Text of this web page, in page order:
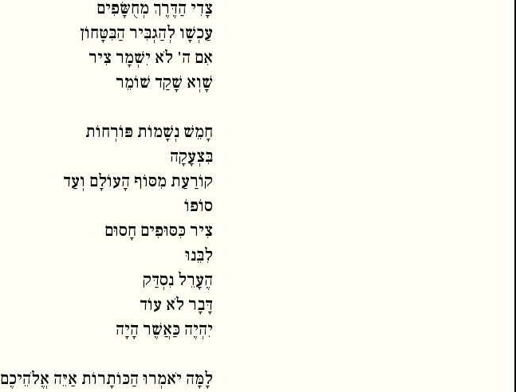
צָדִי הַדֶּרֶךְ מְחֻשָּׂפִים
עַכְשָׁו לְהַגְבִּיר הַבִּטָּחוֹן
אִם ה' לֹא יִשְׁמָר צִיר
שָׁוְא שָׁקַד שׁוֹמֵר
חָמֵשׁ נְשָׁמוֹת פּוֹרְחוֹת
בִּצְעָקָה
קוֹרַעַת מִסּוֹף הָעוֹלָם וְעַד
סוֹפוֹ
צִיר כִּסּוּפִים חָסוּם
לִבֵּנוּ
הֶעָרֵל נִסְדַּק
דָּבָר לֹא עוֹד
יִהְיֶה כַּאֲשֶׁר הָיָה
לָמָּה יֹאמְרוּ הַכּוֹתָרוֹת אַיֵּה אֱלֹהֵיכֶם